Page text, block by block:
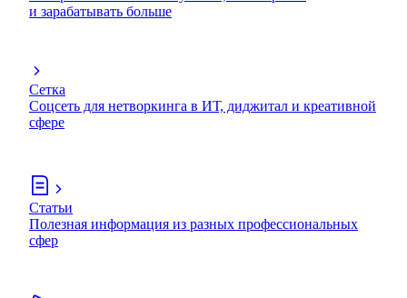
и зарабатывать больше
Сетка
Соцсеть для нетворкинга в ИТ, диджитал и креативной
сфере
Статьи
Полезная информация из разных профессиональных
сфер